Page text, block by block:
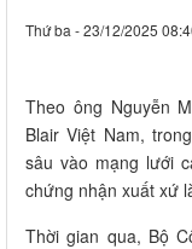
Thứ ba - 23/12/2025
Theo ông Nguyễn
Blair Việt Nam,
sâu vào mạng lưới
chứng nhận xuất xứ
Thời gian qua, Bộ